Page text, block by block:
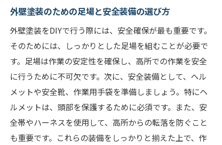
外壁塗装のための足場と安全装備の選び方
外壁塗装をDIYで行う際には、安全確保が最も重要です。
そのためには、しっかりとした足場を組むことが必要で
す。足場は作業の安定性を確保し、高所での作業を安全
に行うために不可欠です。次に、安全装備として、ヘル
メットや安全靴、作業用手袋を準備しましょう。特にヘ
ルメットは、頭部を保護するために必須です。また、安
全帯やハーネスを使用して、高所からの転落を防ぐこと
も重要です。これらの装備をしっかりと揃えた上で、作